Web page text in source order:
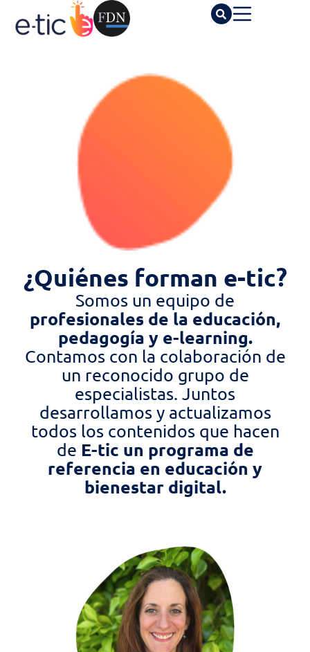
¿Quiénes forman e-tic?
Somos un equipo de
profesionales de la educación,
pedagogía y e-learning.
Contamos con la colaboración de
un reconocido grupo de
especialistas. Juntos
desarrollamos y actualizamos
todos los contenidos que hacen
de E-tic un programa de
referencia en educación y
bienestar digital.